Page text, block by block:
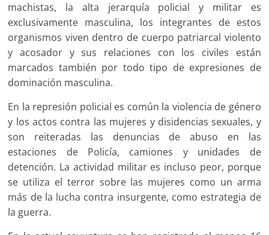
machistas, la alta jerarquía policial y militar es
exclusivamente masculina, los integrantes de estos
organismos viven dentro de cuerpo patriarcal violento
y acosador y sus relaciones con los civiles están
marcados también por todo tipo de expresiones de
dominación masculina.
En la represión policial es común la violencia de género
y los actos contra las mujeres y disidencias sexuales, y
son reiteradas las denuncias de abuso en las
estaciones de Policía, camiones y unidades de
detención. La actividad militar es incluso peor, porque
se utiliza el terror sobre las mujeres como un arma
más de la lucha contra insurgente, como estrategia de
la guerra.